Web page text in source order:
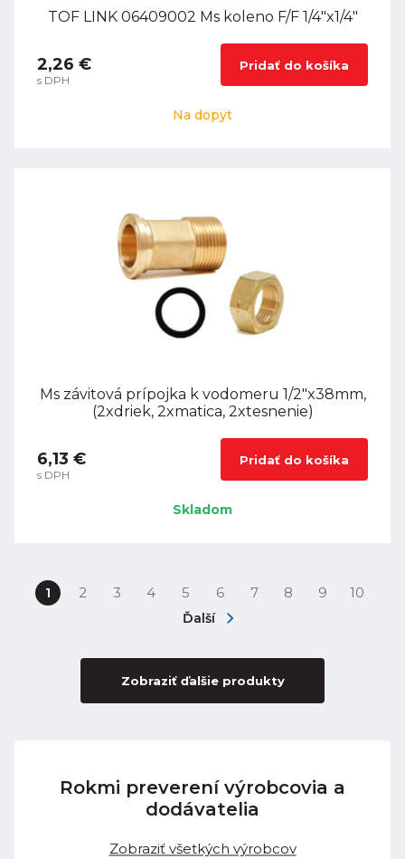
TOF LINK 06409002 Ms koleno F/F 1/4"x1/4"
2,26 €
s DPH
Pridať do košíka
Na dopyt
Ms závitová prípojka k vodomeru 1/2"x38mm,
(2xdriek, 2xmatica, 2xtesnenie)
6,13 €
s DPH
Pridať do košíka
Skladom
1 2 3 4 5 6 7 8 9 10
Ďalší
Zobraziť ďalšie produkty
Rokmi preverení výrobcovia a
dodávatelia
Zobraziť všetkých výrobcov